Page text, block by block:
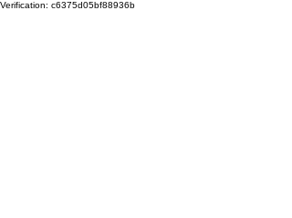
Verification: c6375d05bf88936b